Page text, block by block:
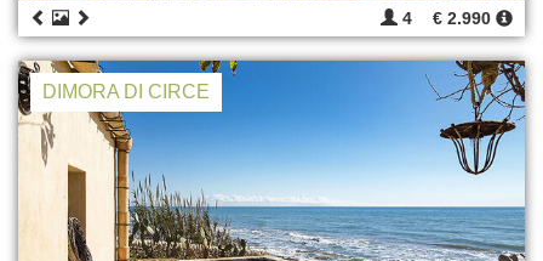
4 € 2.990
DIMORA DI CIRCE